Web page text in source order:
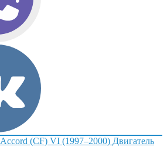
Accord (CF) VI (1997–2000) Двигатель